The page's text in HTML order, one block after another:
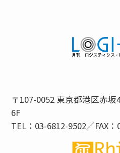
〒107-0052 東京都港区赤
6F
TEL：03-6812-9502／FAX